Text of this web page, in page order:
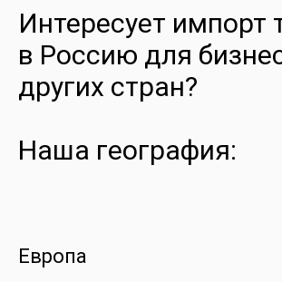
Интересует импорт
в Россию для
других стран?
Наша география:
Европа